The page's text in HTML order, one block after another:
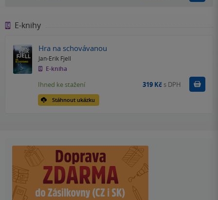
E-knihy
Hra na schovávanou
Jan-Erik Fjell
E-kniha
Stáhnout ukázku
Ihned ke stažení 319 Kč s DPH Koupit